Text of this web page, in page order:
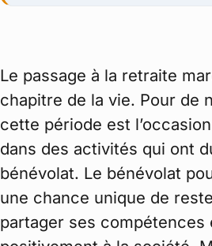
Le passage à la retraite
chapitre de la vie. Pour de
cette période est
dans des activités qui ont
bénévolat. Le bénévolat
une chance unique de
partager ses